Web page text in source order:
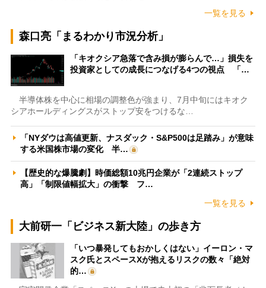
一覧を見る
森口亮「まるわかり市況分析」
「キオクシア急落で含み損が膨らんで…」損失を
投資家としての成長につなげる4つの視点 「…
半導体株を中心に相場の調整色が強まり、7月中旬にはキオク
シアホールディングスがストップ安をつけるな…
「NYダウは高値更新、ナスダック・S&P500は足踏み」が意味
する米国株市場の変化 半…
【歴史的な爆騰劇】時価総額10兆円企業が「2連続ストップ
高」「制限値幅拡大」の衝撃 フ…
一覧を見る
大前研一「ビジネス新大陸」の歩き方
「いつ暴発してもおかしくはない」イーロン・マ
スク氏とスペースXが抱えるリスクの数々「絶対
的…